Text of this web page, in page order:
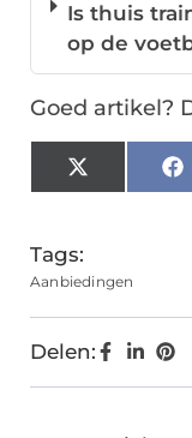
Is thuis
op de
Goed artikel?
X
(Twitter)
Tags:
Aanbiedingen
Delen: